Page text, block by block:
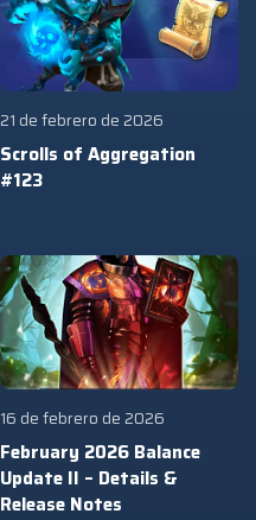
21 de febrero de 2026
Scrolls of Aggregation
#123
16 de febrero de 2026
February 2026 Balance
Update II – Details &
Release Notes